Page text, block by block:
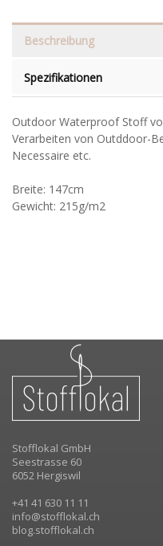
Beschreibung
Spezifikationen
Outdoor Waterproof Stoff
Verarbeiten von Outddoor-
Necessaire etc.
Breite: 147cm
Gewicht: 215g/m2
Stofflokal GmbH
Seestrasse 60
6052 Hergiswil
+41 41 630 11 11
info@stofflokal.ch
blog.stofflokal.ch